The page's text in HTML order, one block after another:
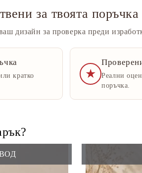
за твоята поръчка
дизайн за проверка преди
кратко
★
Реални
поръчка.